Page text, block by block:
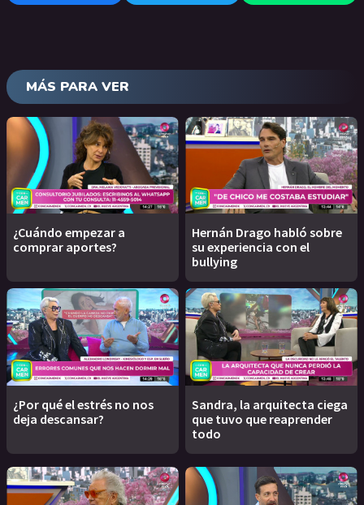
MÁS PARA VER
¿Cuándo empezar a
comprar aportes?
Hernán Drago habló sobre
su experiencia con el
bullying
¿Por qué el estrés no nos
deja descansar?
Sandra, la arquitecta ciega
que tuvo que reaprender
todo